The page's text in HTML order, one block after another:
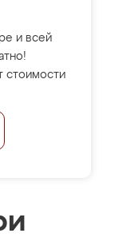
и всей
стоимости